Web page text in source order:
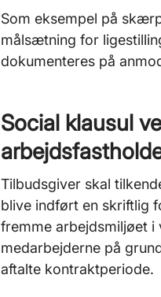
Som eksempel på
målsætning for
dokumenteres på
Social klausul
Tilbudsgiver skal
blive indført en skriftlig
fremme arbejdsmiljøet i
medarbejderne på
aftalte kontraktperiode.